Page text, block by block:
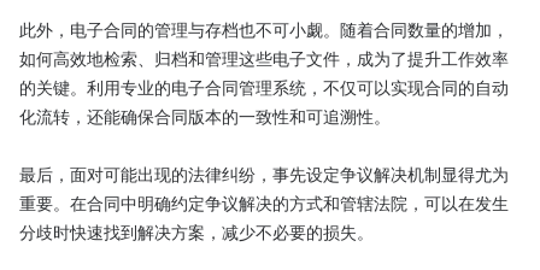
此外，电子合同的管理与存档也不可小觑。随着合同数量的增加，
如何高效地检索、归档和管理这些电子文件，成为了提升工作效率
的关键。利用专业的电子合同管理系统，不仅可以实现合同的自动
化流转，还能确保合同版本的一致性和可追溯性。
最后，面对可能出现的法律纠纷，事先设定争议解决机制显得尤为
重要。在合同中明确约定争议解决的方式和管辖法院，可以在发生
分歧时快速找到解决方案，减少不必要的损失。